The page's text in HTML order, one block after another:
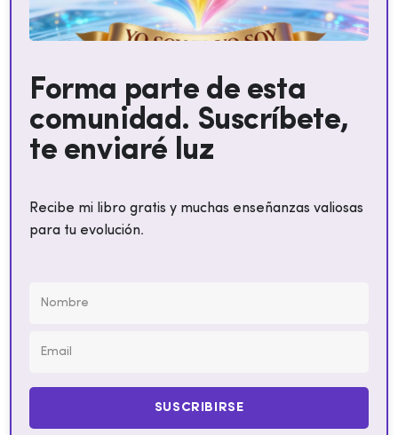
Forma parte de esta
comunidad. Suscríbete,
te enviaré luz
Recibe mi libro gratis y muchas enseñanzas valiosas
para tu evolución.
SUSCRIBIRSE